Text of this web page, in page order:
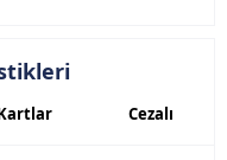
Cezalı